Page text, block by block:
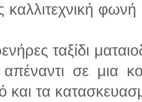
καλλιτεχνική
ταξίδι
απέναντι σε μια
και τα